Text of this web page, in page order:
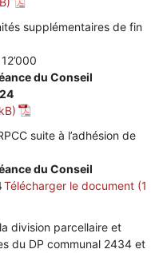
supplémentaires de fin
du Conseil
suite à l’adhésion de
du Conseil
Télécharger le document
division parcellaire et
du DP communal 2434 et